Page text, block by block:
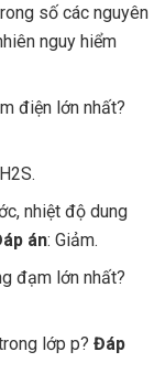
số các nguyên
nguy hiểm
điện lớn nhất?
nhiệt độ dung
án: Giảm.
đạm lớn nhất?
lớp p? Đáp